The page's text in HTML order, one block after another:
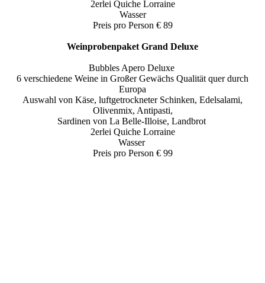
2erlei Quiche Lorraine
Wasser
Preis pro Person € 89
Weinprobenpaket Grand Deluxe
Bubbles Apero Deluxe
6 verschiedene Weine in Großer Gewächs Qualität quer durch
Europa
Auswahl von Käse, luftgetrockneter Schinken, Edelsalami,
Olivenmix, Antipasti,
Sardinen von La Belle-Illoise, Landbrot
2erlei Quiche Lorraine
Wasser
Preis pro Person € 99